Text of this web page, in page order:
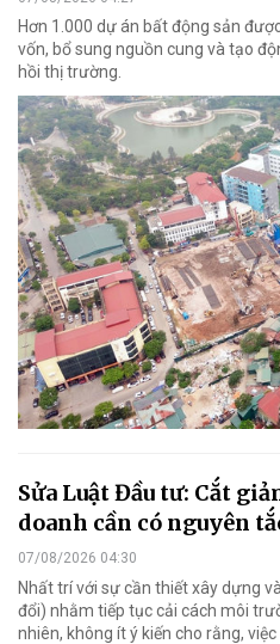
Hơn 1.000 dự án bất động sản
vốn, bổ sung nguồn cung và tạo
hồi thị trường.
Sửa Luật Đầu tư: Cắt
doanh cần có nguyên
07/08/2026 04:30
Nhất trí với sự cần thiết xây dựng
đổi) nhằm tiếp tục cải cách môi
nhiên, không ít ý kiến cho rằng,